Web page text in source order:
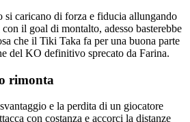
caricano di forza e fiducia allungando
il goal di montalto, adesso basterebbe
che il Tiki Taka fa per una buona parte
del KO definitivo sprecato da Farina.
rimonta
e la perdita di un giocatore
con costanza e accorci la distanze